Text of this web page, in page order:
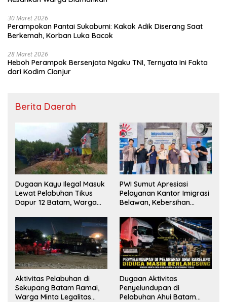
30 Maret 2026
Perampokan Pantai Sukabumi: Kakak Adik Diserang Saat
Berkemah, Korban Luka Bacok
28 Maret 2026
Heboh Perampok Bersenjata Ngaku TNI, Ternyata Ini Fakta
dari Kodim Cianjur
Berita Daerah
Dugaan Kayu Ilegal Masuk
Lewat Pelabuhan Tikus
Dapur 12 Batam, Warga
Pengecekan
PWI Sumut Apresiasi
Pelayanan Kantor Imigrasi
Belawan, Kebersihan
Aktivitas Pelabuhan di
Sekupang Batam Ramai,
Warga Minta Legalitas
Dugaan Aktivitas
Penyelundupan di
Pelabuhan Ahui Batam